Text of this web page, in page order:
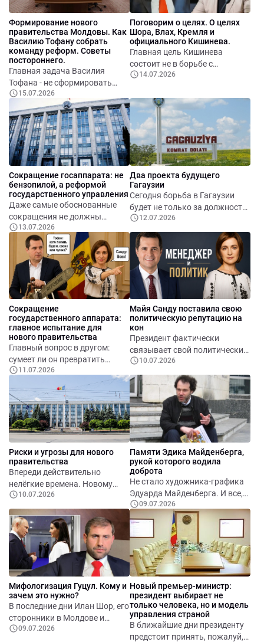
инструмент политического
влияния на Молдову, военный
и геополитический плацдарм в
регионе.
больше. А эффективность
растет гораздо медленнее.
Формирование нового
правительства Молдовы. Как
Василию Тофану собрать
команду реформ. Советы
постороннего.
Главная задача Василия
Тофана - не сформировать
«правительство своих людей»,
а создать правительство
результатов.
15.07.2026
Поговорим о целях. О целях
Шора, Влах, Кремля и
официального Кишинева.
Главная цель Кишинева
состоит не в борьбе с
Гагаузией, а в борьбе за
безопасность, благополучие и
полноценное участие в
европейской модернизации
Республики Молдова.
14.07.2026
Сокращение госаппарата: не
бензопилой, а реформой
государственного управления
Даже самые обоснованные
сокращения не должны
превращаться в социальную
катастрофу. Они должны
проводиться постепенно,
сопровождаться достойными
компенсациями, программами
переподготовки, помощью в
трудоустройстве и
поддержкой тех, кто решит
открыть собственное дело.
13.07.2026
Два проекта будущего
Гагаузии
Сегодня борьба в Гагаузии
будет не только за должность
башкана и депутатские
мандаты. Народ будет
выбирать модель будущего
автономии.
12.07.2026
Сокращение
государственного аппарата:
главное испытание для
нового правительства
Главный вопрос в другом:
сумеет ли он превратить
символическую «бензопилу» в
инструмент глубокой
модернизации государства, а
не просто в средство
сокращения чиновников.
11.07.2026
Майя Санду поставила свою
политическую репутацию на
кон
Президент фактически
связывает свой политический
авторитет с человеком,
предлагающим не
косметические изменения, а
глубокую перестройку
государственного управления
и экономики.
10.07.2026
Риски и угрозы для нового
правительства
Впереди действительно
нелёгкие времена. Новому
правительству придётся
одновременно строить,
ремонтировать и тушить
пожары.
10.07.2026
Памяти Эдика Майденберга,
рукой которого водила
доброта
Не стало художника-графика
Эдуарда Майденберга. И все,
кто знал его, почувствовали в
тот миг синхронно одно и то
же: словно из груди выдернули
клапан – и стало
безвоздушно. Пусть на час, на
день, на неделю… А может, и
навсегда, потому что таких
людей не заменяют.
09.07.2026
Мифологизация Гуцул. Кому и
зачем это нужно?
В последние дни Илан Шор, его
сторонники в Молдове и
российская пропагандистская
09.07.2026
Новый премьер-министр:
президент выбирает не
только человека, но и модель
управления страной
В ближайшие дни президенту
предстоит принять, пожалуй,